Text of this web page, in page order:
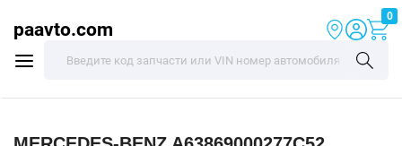
paavto.com
0